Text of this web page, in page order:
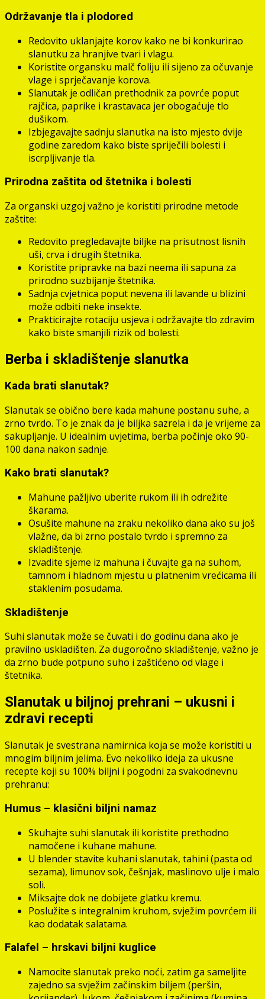
Održavanje tla i plodored
Redovito uklanjajte korov kako ne bi konkurirao
slanutku za hranjive tvari i vlagu.
Koristite organsku malč foliju ili sijeno za očuvanje
vlage i sprječavanje korova.
Slanutak je odličan prethodnik za povrće poput
rajčica, paprike i krastavaca jer obogaćuje tlo
dušikom.
Izbjegavajte sadnju slanutka na isto mjesto dvije
godine zaredom kako biste spriječili bolesti i
iscrpljivanje tla.
Prirodna zaštita od štetnika i bolesti
Za organski uzgoj važno je koristiti prirodne metode
zaštite:
Redovito pregledavajte biljke na prisutnost lisnih
uši, crva i drugih štetnika.
Koristite pripravke na bazi neema ili sapuna za
prirodno suzbijanje štetnika.
Sadnja cvjetnica poput nevena ili lavande u blizini
može odbiti neke insekte.
Prakticirajte rotaciju usjeva i održavajte tlo zdravim
kako biste smanjili rizik od bolesti.
Berba i skladištenje slanutka
Kada brati slanutak?
Slanutak se obično bere kada mahune postanu suhe, a
zrno tvrdo. To je znak da je biljka sazrela i da je vrijeme za
sakupljanje. U idealnim uvjetima, berba počinje oko 90-
100 dana nakon sadnje.
Kako brati slanutak?
Mahune pažljivo uberite rukom ili ih odrežite
škarama.
Osušite mahune na zraku nekoliko dana ako su još
vlažne, da bi zrno postalo tvrdo i spremno za
skladištenje.
Izvadite sjeme iz mahuna i čuvajte ga na suhom,
tamnom i hladnom mjestu u platnenim vrećicama ili
staklenim posudama.
Skladištenje
Suhi slanutak može se čuvati i do godinu dana ako je
pravilno uskladišten. Za dugoročno skladištenje, važno je
da zrno bude potpuno suho i zaštićeno od vlage i
štetnika.
Slanutak u biljnoj prehrani – ukusni i
zdravi recepti
Slanutak je svestrana namirnica koja se može koristiti u
mnogim biljnim jelima. Evo nekoliko ideja za ukusne
recepte koji su 100% biljni i pogodni za svakodnevnu
prehranu:
Humus – klasični biljni namaz
Skuhajte suhi slanutak ili koristite prethodno
namočene i kuhane mahune.
U blender stavite kuhani slanutak, tahini (pasta od
sezama), limunov sok, češnjak, maslinovo ulje i malo
soli.
Miksajte dok ne dobijete glatku kremu.
Poslužite s integralnim kruhom, svježim povrćem ili
kao dodatak salatama.
Falafel – hrskavi biljni kuglice
Namocite slanutak preko noći, zatim ga sameljite
zajedno sa svježim začinskim biljem (peršin,